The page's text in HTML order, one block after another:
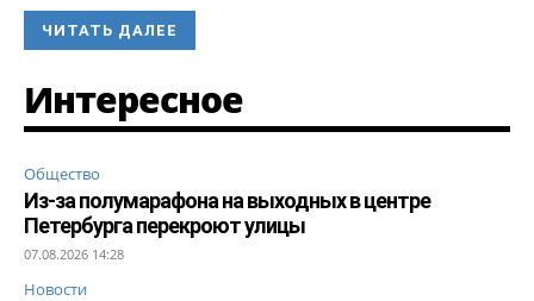
ЧИТАТЬ ДАЛЕЕ
Интересное
Общество
Из-за полумарафона на выходных в центре
Петербурга перекроют улицы
07.08.2026 14:28
Новости